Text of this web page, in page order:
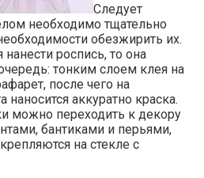
Следует
необходимо тщательно
обезжирить их.
роспись, то она
тонким слоем клея на
после чего на
аккуратно краска.
можно переходить к декору
бантиками и перьями,
на стекле с